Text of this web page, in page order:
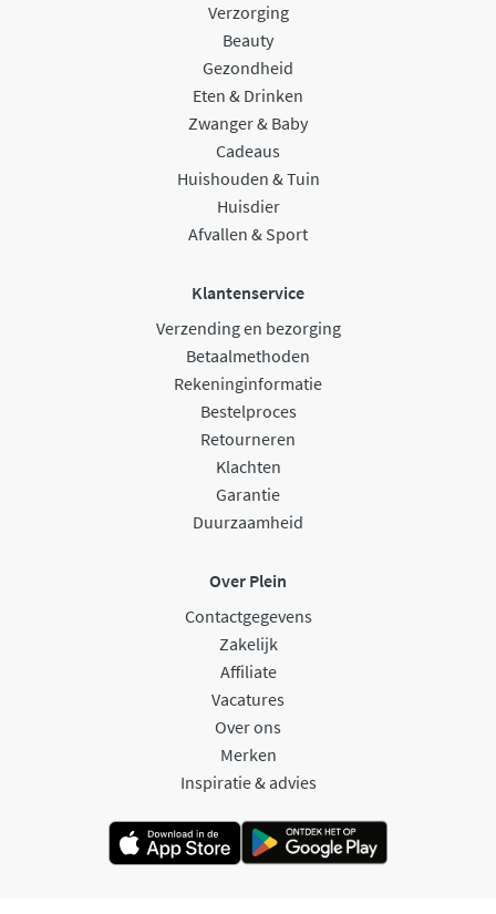
Verzorging
Beauty
Gezondheid
Eten & Drinken
Zwanger & Baby
Cadeaus
Huishouden & Tuin
Huisdier
Afvallen & Sport
Klantenservice
Verzending en bezorging
Betaalmethoden
Rekeninginformatie
Bestelproces
Retourneren
Klachten
Garantie
Duurzaamheid
Over Plein
Contactgegevens
Zakelijk
Affiliate
Vacatures
Over ons
Merken
Inspiratie & advies